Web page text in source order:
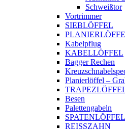
Schweißtor
Vortrimmer
SIEBLÖFFEL
Kabelpflug
KABELLÖFFEL
Bagger Rechen
Planierlöffel –
Besen
Palettengabeln
SPATENLÖFFEL
REISSZAHN